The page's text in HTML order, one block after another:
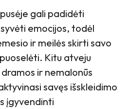
gali padidėti
emocijos, todėl
ir meilės skirti savo
Kitu atveju
ir nemalonūs
savęs išskleidimo
įgyvendinti